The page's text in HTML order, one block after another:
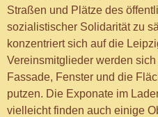
Straßen und Plätze des
sozialistischer Solidarität zu
konzentriert sich auf die
Vereinsmitglieder werden
Fassade, Fenster und die
putzen. Die Exponate im
vielleicht finden auch einige